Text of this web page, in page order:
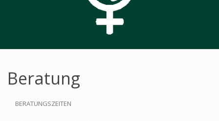
Beratung
BERATUNGSZEITEN